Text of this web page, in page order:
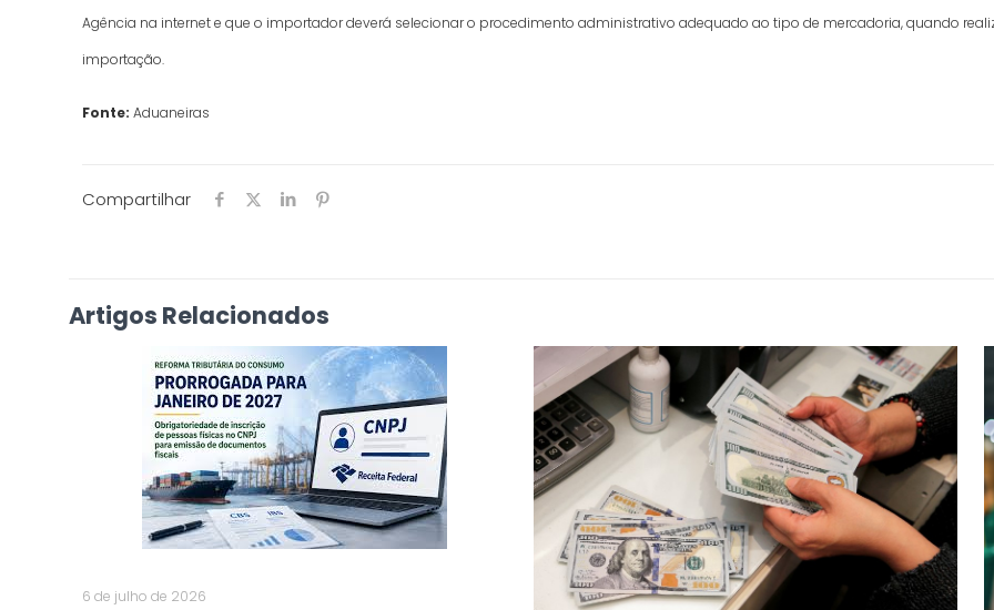
Agência na internet e que o importador deverá selecionar o procedimento administrativo adequado ao tipo de mercadoria, quando
importação.
Fonte:Aduaneiras
Compartilhar
Artigos Relacionados
6 de julho de 2026